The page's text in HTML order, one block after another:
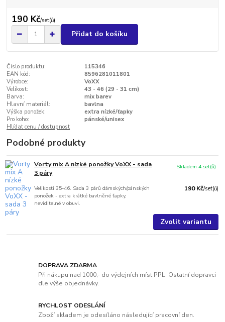
190 Kč/set(ů)
Přidat do košíku
Číslo produktu:
115346
EAN kód:
8596281011801
Výrobce:
VoXX
Velikost:
43 - 46 (29 - 31 cm)
Barva:
mix barev
Hlavní materiál:
bavlna
Výška ponožek:
extra nízké/ťapky
Pro koho:
pánské/unisex
Hlídat cenu / dostupnost
Podobné produkty
Vorty mix A nízké ponožky VoXX - sada
3 páry
Velikosti 35-46. Sada 3 párů dámských/pánských
ponožek - extra krátké bavlněné ťapky,
neviditelné v obuvi.
190 Kč/set(ů)
Skladem 4 set(ů)
Zvolit variantu
DOPRAVA ZDARMA
Při nákupu nad 1000,- do výdejních míst PPL. Ostatní dopravci
dle výše objednávky.
RYCHLOST ODESLÁNÍ
Zboží skladem je odesíláno následující pracovní den.